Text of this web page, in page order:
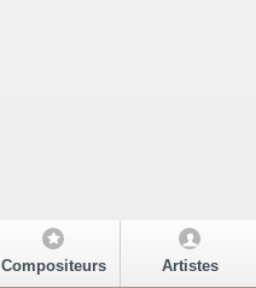
Compositeurs Artistes